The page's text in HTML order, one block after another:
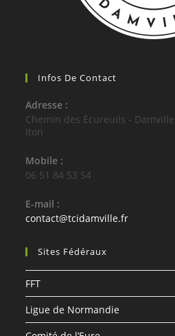
Infos De Contact
Adresse :
Chemin des Écureuils -
Iton
Mobile :
06 51 84 53 54
E-mail :
contact@tcidamville.frS’ouvre
Sites Fédéraux
FFT
Ligue de Normandie